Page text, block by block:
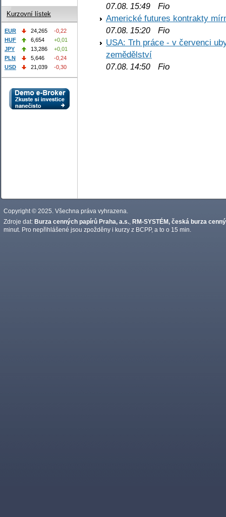
07.08. 15:49 Fio
Americké futures kontrakty
07.08. 15:20 Fio
USA: Trh práce - v červenci
zemědělství
07.08. 14:50 Fio
Kurzovní lístek
EUR 24,265
-0,22
HUF
6,654
+0,01
JPY
13,286
+0,01
PLN
5,646
-0,24
USD
21,039 -0,30
Copyright © 2025. Všechna práva vyhrazena.
Zdroje dat: Burza cenných papírů Praha, a.s. RM-SYSTÉM, česká burza
minut. Pro nepřihlášené jsou zpožděny i kurzy z BCPP, a to o 15 min.